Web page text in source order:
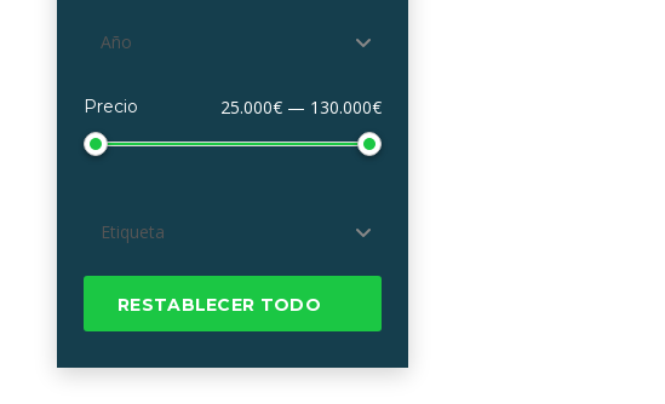
Año
Precio 25.000€ — 130.000€
Etiqueta
RESTABLECER TODO